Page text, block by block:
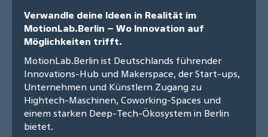
Verwandle deine Ideen in Realität im
MotionLab.Berlin – Wo Innovation auf
Möglichkeiten trifft.
MotionLab.Berlin ist Deutschlands führender
Innovations-Hub und Makerspace, der Start-ups,
Unternehmen und Künstlern Zugang zu
Hightech-Maschinen, Coworking-Spaces und
einem starken Deep-Tech-Ökosystem in Berlin
bietet.